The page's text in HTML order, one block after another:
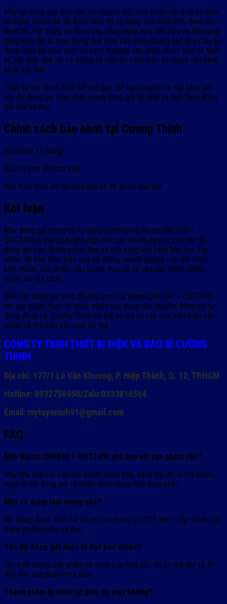
Máy áp dụng quy định tốc độ chuyển đổi, điều khiển lập trình và đếm
tự động. Chiều dài túi được hiển thị tự động trên màn hình, theo dõi
nhiệt độ. Hệ thống sử dụng các công nghệ tiên tiến bảo vệ điện giúp
tăng mức độ an toàn trong quá trình vận hành, chẳng hạn như máy tự
động ngắt khi phát hiện tải vượt ngưỡng cho phép nhằm bảo vệ thiết
bị. Khi phát sinh lỗi, hệ thống sẽ hiển thị cảnh báo để người vận hành
xử lý kịp thời.
Thiết bị này được thiết kế nhỏ gọn, dễ vận chuyển và vận hành với
tốc độ đóng gói cao, chất lượng đóng gói ổn định và hình thức đóng
gói mịn và đẹp.
Chính sách bảo hành tại Cường Thịnh
Bảo hành 12 tháng
Bảo trì trọn đời cho máy
Mọi thắc mắc xin vui lòng liên hệ để được giải đáp
Kết luận
Máy đóng gói màng co tự động nằm ngang Nissin QNF590 +
QNT2400 là giải pháp phù hợp cho các doanh nghiệp cần tốc độ
đóng gói cao, thành phẩm đẹp và khả năng vận hành liên tục. Tuy
nhiên, để khai thác hiệu quả hệ thống, doanh nghiệp cần đối chiếu
kích thước sản phẩm, sản lượng thực tế và yêu cầu thành phẩm
trước khi lựa chọn.
Nếu cần đánh giá mức độ phù hợp của Nissin QNF590 + QNT2400
với sản phẩm thực tế hoặc muốn xây dựng dây chuyền đóng gói tự
động đồng bộ, Cường Thịnh có thể hỗ trợ tư vấn dựa trên mẫu sản
phẩm và nhu cầu sản xuất cụ thể.
CÔNG TY TNHH THIẾT BỊ ĐIỆN VÀ BAO BÌ CƯỜNG
THỊNH
Địa chỉ: 177/1 Lê Văn Khương, P. Hiệp Thành, Q. 12, TP.HCM
Hotline: 0932756950/Zalo:0333816564
Email: mytuyeniuh91@gmail.com
FAQ
Máy Nissin QNF590 + QNT2400 phù hợp với sản phẩm nào?
Máy phù hợp với các sản phẩm dạng hộp, dạng trụ, mì ly, mỹ phẩm,
thực phẩm đóng gói và nhiều nhóm hàng tiêu dùng khác.
Máy sử dụng loại màng nào?
Hệ thống được thiết kế tối ưu cho màng co POF đơn 1 lớp nhằm tạo
thành phẩm trong và đẹp.
Tốc độ đóng gói thực tế đạt bao nhiêu?
Tùy kích thước sản phẩm và cách cấp liệu, tốc độ có thể đạt từ 50
đến 100 sản phẩm mỗi phút.
Thành phẩm bị nhăn có phải do máy không?